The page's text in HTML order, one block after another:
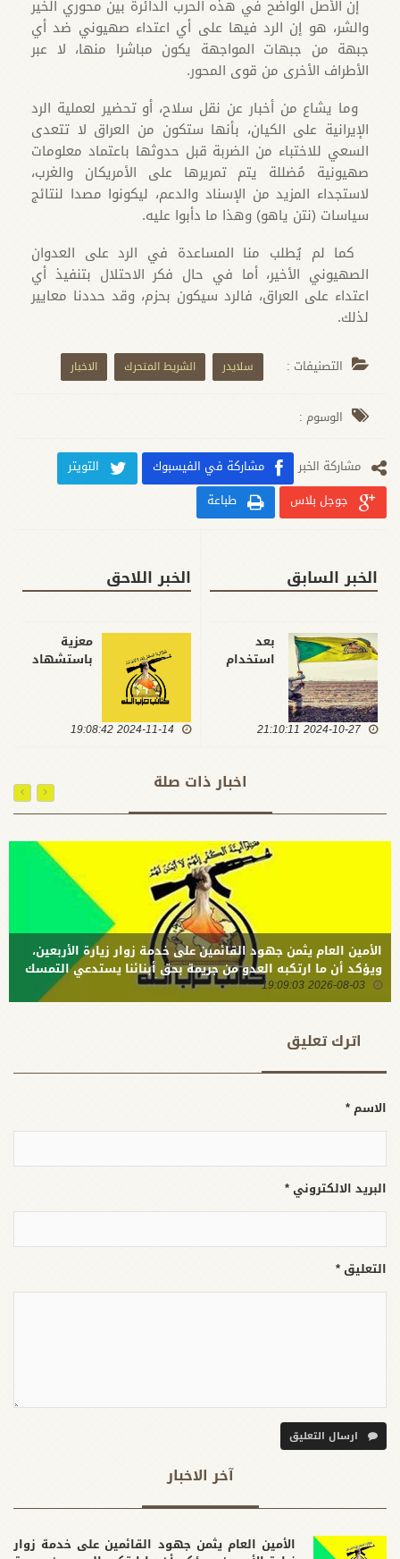
إن الأصل الواضح في هذه الحرب الدائرة بين محوري الخير
والشر، هو إن الرد فيها على أي اعتداء صهيوني ضد أي
جبهة من جبهات المواجهة يكون مباشرا منها، لا عبر
الأطراف الأخرى من قوى المحور.
وما يشاع من أخبار عن نقل سلاح، أو تحضير لعملية الرد
الإيرانية على الكيان، بأنها ستكون من العراق لا تتعدى
السعي للاختباء من الضربة قبل حدوثها باعتماد معلومات
صهيونية مُضللة يتم تمريرها على الأمريكان والغرب،
لاستجداء المزيد من الإسناد والدعم، ليكونوا مصدا لنتائج
سياسات (نتن ياهو) وهذا ما دأبوا عليه.
كما لم يُطلب منا المساعدة في الرد على العدوان
الصهيوني الأخير، أما في حال فكر الاحتلال بتنفيذ أي
اعتداء على العراق، فالرد سيكون بحزم، وقد حددنا معايير
لذلك.
التصنيفات : سلايدر الشريط المتحرك الاخبار
الوسوم :
مشارکة الخبر مشاركة في الفيسبوك
التويتر
جوجل بلاس
طباعة
الخبر السابق
بعد
استخدام
بالاعتداء
على العراق
حتما إذا لم
يدفعوا ثمن
عدوانهم
2024-10-27 21:10:11
الخبر اللاحق
معزية
باستشهاد
الله: إن هذه
ستبقى
أنموذجا
فريدا بين
عالم النساء
المقاومات
2024-11-14 19:08:42
اخبار ذات صلة
الأمين العام يثمن جهود القائمين على خدمة زوار زيارة الأربعين،
ويؤكد أن ما ارتكبه العدو من جريمة بحق أبنائنا يستدعي التمسك
بالسلاح وتطويره لردع كل من يريد بنا شراً
2026-08-03 19:09:03
اترك تعلیق
الاسم *
البريد الالكتروني *
التعليق *
ارسال التعليق
آخر الاخبار
الأمين العام يثمن جهود القائمين على خدمة زوار